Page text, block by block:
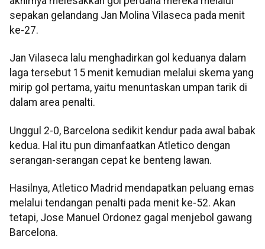
sepakan gelandang Jan Molina Vilaseca pada menit
ke-27.
Jan Vilaseca lalu menghadirkan gol keduanya dalam
laga tersebut 15 menit kemudian melalui skema yang
mirip gol pertama, yaitu menuntaskan umpan tarik di
dalam area penalti.
Unggul 2-0, Barcelona sedikit kendur pada awal babak
kedua. Hal itu pun dimanfaatkan Atletico dengan
serangan-serangan cepat ke benteng lawan.
Hasilnya, Atletico Madrid mendapatkan peluang emas
melalui tendangan penalti pada menit ke-52. Akan
tetapi, Jose Manuel Ordonez gagal menjebol gawang
Barcelona.